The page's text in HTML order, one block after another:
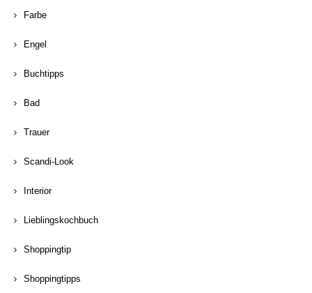
Farbe
Engel
Buchtipps
Bad
Trauer
Scandi-Look
Interior
Lieblingskochbuch
Shoppingtip
Shoppingtipps